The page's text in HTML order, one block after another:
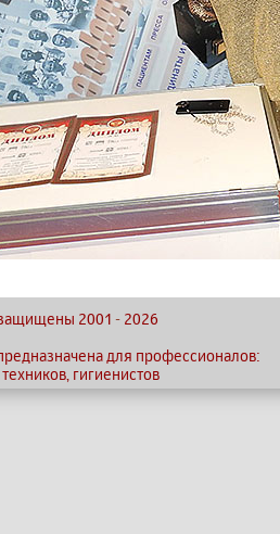
2001 - 2026
для профессионалов:
гигиенистов